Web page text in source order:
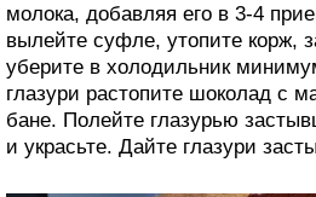
молока, добавляя его в 3-4
вылейте суфле, утопите корж,
уберите в холодильник
глазури растопите шоколад с
бане. Полейте глазурью
и украсьте. Дайте глазури